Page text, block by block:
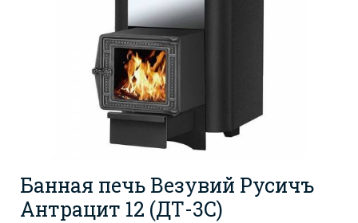
Банная печь Везувий Русичъ
Антрацит 12 (ДТ-3C)